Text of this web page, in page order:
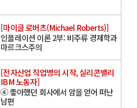
[마이클 로버츠(Michael Roberts)]
인플레이션 이론 2부: 비주류 경제학과
마르크스주의
[전자산업 직업병의 시작, 실리콘밸리
IBM 노동자]
④ 좋아했던 회사에서 암을 얻어 떠난
남편